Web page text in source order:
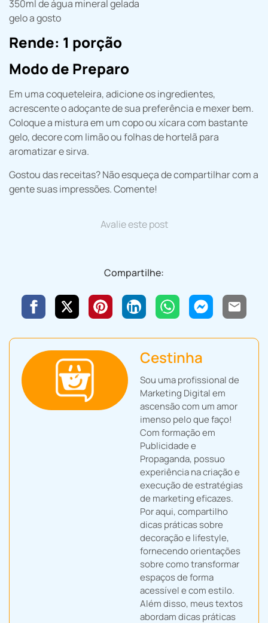
350ml de água mineral gelada
gelo a gosto
Rende: 1 porção
Modo de Preparo
Em uma coqueteleira, adicione os ingredientes,
acrescente o adoçante de sua preferência e mexer bem.
Coloque a mistura em um copo ou xícara com bastante
gelo, decore com limão ou folhas de hortelã para
aromatizar e sirva.
Gostou das receitas? Não esqueça de compartilhar com a
gente suas impressões. Comente!
Avalie este post
Compartilhe:
Cestinha
Sou uma profissional de
Marketing Digital em
ascensão com um amor
imenso pelo que faço!
Com formação em
Publicidade e
Propaganda, possuo
experiência na criação e
execução de estratégias
de marketing eficazes.
Por aqui, compartilho
dicas práticas sobre
decoração e lifestyle,
fornecendo orientações
sobre como transformar
espaços de forma
acessível e com estilo.
Além disso, meus textos
abordam dicas práticas